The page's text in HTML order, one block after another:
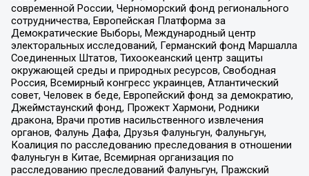
современной России, Черноморский фонд регионального
сотрудничества, Европейская Платформа за
Демократические Выборы, Международный центр
электоральных исследований, Германский фонд Маршалла
Соединенных Штатов, Тихоокеанский центр защиты
окружающей среды и природных ресурсов, Свободная
Россия, Всемирный конгресс украинцев, Атлантический
совет, Человек в беде, Европейский фонд за демократию,
Джеймстаунский фонд, Прожект Хармони, Родники
дракона, Врачи против насильственного извлечения
органов, Фалунь Дафа, Друзья Фалуньгун, Фалуньгун,
Коалиция по расследованию преследования в отношении
Фалуньгун в Китае, Всемирная организация по
расследованию преследований Фалуньгун, Пражский